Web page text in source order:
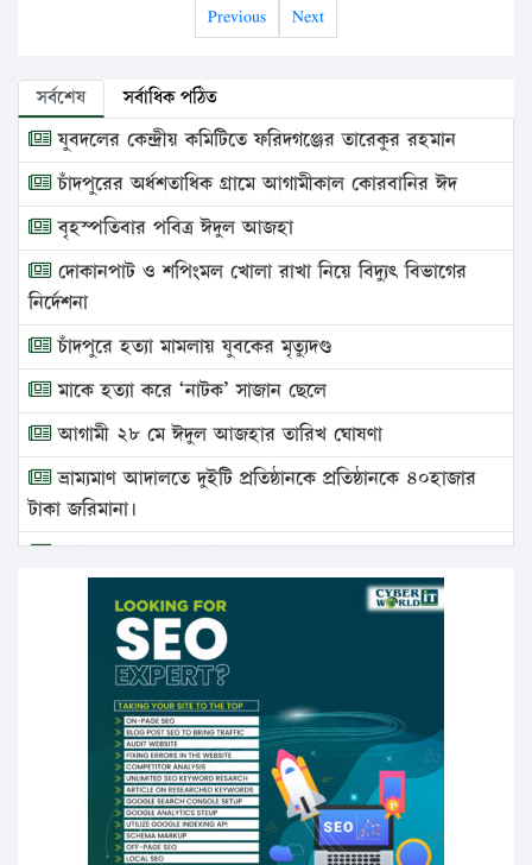
Previous Next
সর্বশেষ সর্বাধিক পঠিত
যুবদলের কেন্দ্রীয় কমিটিতে ফরিদগঞ্জের তারেকুর রহমান
চাঁদপুরের অর্ধশতাধিক গ্রামে আগামীকাল কোরবানির ঈদ
বৃহস্পতিবার পবিত্র ঈদুল আজহা
দোকানপাট ও শপিংমল খোলা রাখা নিয়ে বিদ্যুৎ বিভাগের
নির্দেশনা
চাঁদপুরে হত্যা মামলায় যুবকের মৃত্যুদণ্ড
মাকে হত্যা করে ‘নাটক’ সাজান ছেলে
আগামী ২৮ মে ঈদুল আজহার তারিখ ঘোষণা
ভ্রাম্যমাণ আদালতে দুইটি প্রতিষ্ঠানকে প্রতিষ্ঠানকে ৪০হাজার
টাকা জরিমানা।
এবার লঞ্চের ভাড়া বাড়ল
১৭ থেকে ২১ শতাংশ বিদ্যুতের দাম বাড়ানোর প্রস্তাব পিডিবির
১৬ মে চাঁদপুর ও ২৫ মে ফেনী সফরে যাবেন প্রধানমন্ত্রী
উচ্চশিক্ষায় গৌরবময় অর্জন: পূর্ণ স্কলারশিপে যুক্তরাষ্ট্রে
পিএইচডি করছেন কুয়েটের কৃতি…
সারা দেশে বজ্রাঘাতে ১৪ জনের প্রাণহানি
কঠোর হচ্ছে এসএসসি ও এইচএসসি পরীক্ষা
ফরিদগঞ্জে আগুনে পুড়লো ৬ ব্যবসা প্রতিষ্ঠান